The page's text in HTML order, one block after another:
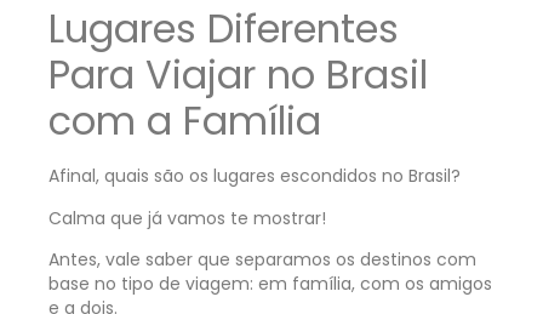
Lugares Diferentes
Para Viajar no Brasil
com a Família
Afinal, quais são os lugares escondidos no Brasil?
Calma que já vamos te mostrar!
Antes, vale saber que separamos os destinos com
base no tipo de viagem: em família, com os amigos
e a dois.